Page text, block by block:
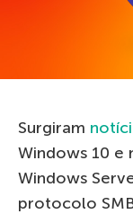
Surgiram
Windows 10 e
Windows
protocolo